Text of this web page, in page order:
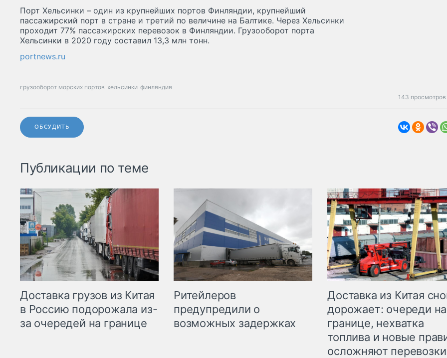
Порт Хельсинки – один из крупнейших портов Финляндии, крупнейший
пассажирский порт в стране и третий по величине на Балтике. Через Хельсинки
проходит 77% пассажирских перевозок в Финляндии. Грузооборот порта
Хельсинки в 2020 году составил 13,3 млн тонн.
portnews.ru
грузооборот морских портов хельсинки финляндия
143 просмотров
ОБСУДИТЬ
Публикации по теме
Доставка грузов из Китая
в Россию подорожала из-
за очередей на границе
Ритейлеров
предупредили о
возможных задержках
Доставка из Китая
дорожает: очереди на
границе, нехватка
топлива и новые
осложняют перевозки